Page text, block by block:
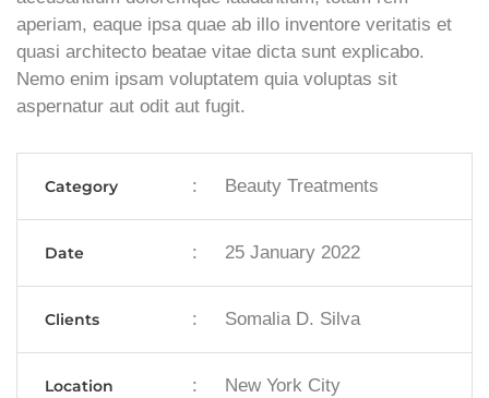
aperiam, eaque ipsa quae ab illo inventore veritatis et
quasi architecto beatae vitae dicta sunt explicabo.
Nemo enim ipsam voluptatem quia voluptas sit
aspernatur aut odit aut fugit.
Category : Beauty Treatments
Date : 25 January 2022
Clients : Somalia D. Silva
Location : New York City